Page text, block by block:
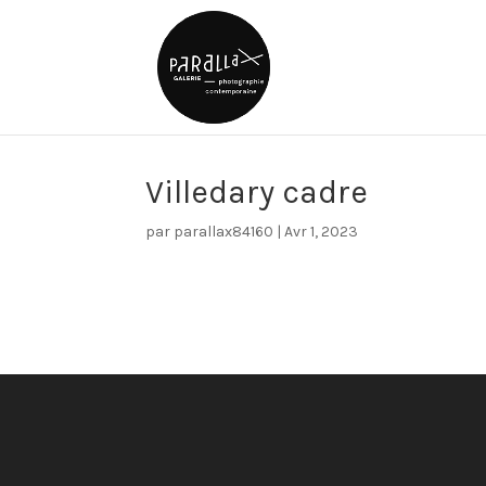
Villedary cadre
par parallax84160 |Avr 1, 2023